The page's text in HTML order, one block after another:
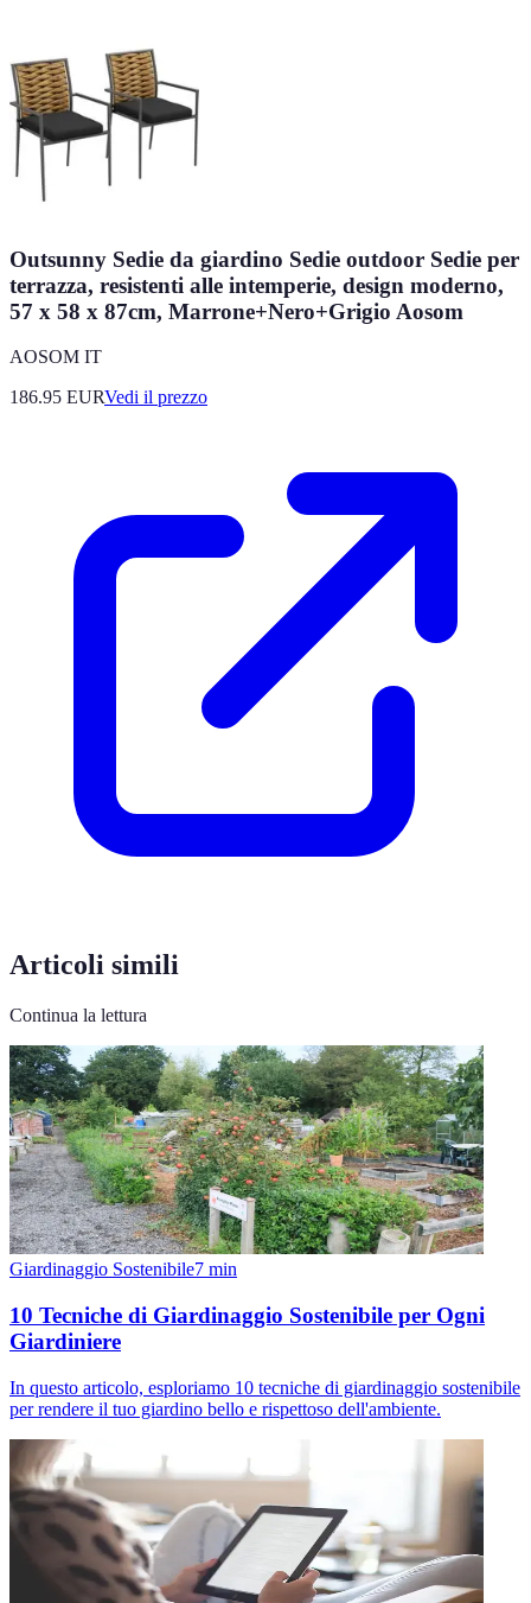
Outsunny Sedie da giardino Sedie outdoor Sedie per
terrazza, resistenti alle intemperie, design moderno,
57 x 58 x 87cm, Marrone+Nero+Grigio Aosom
AOSOM IT
186.95 EURVedi il prezzo
Articoli simili
Continua la lettura
Giardinaggio Sostenibile7 min
10 Tecniche di Giardinaggio Sostenibile per Ogni
Giardiniere
In questo articolo, esploriamo 10 tecniche di giardinaggio sostenibile
per rendere il tuo giardino bello e rispettoso dell'ambiente.